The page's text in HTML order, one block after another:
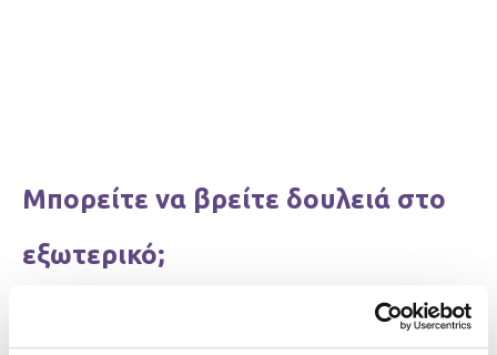
Μπορείτε να βρείτε δουλειά στο
εξωτερικό;
Έχετε κίνητρο για να εργαστείτε και να ζητήσετε με